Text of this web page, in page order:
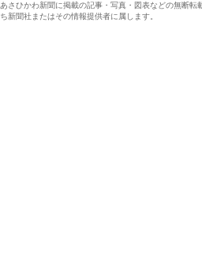
あさひかわ新聞に掲載の記事・写真・図表などの無断転
ち新聞社またはその情報提供者に属します。